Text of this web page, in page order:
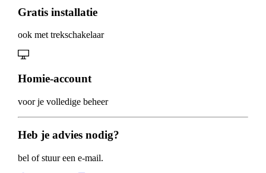
Gratis installatie
ook met trekschakelaar
Homie-account
voor je volledige beheer
Heb je advies nodig?
bel of stuur een e-mail.